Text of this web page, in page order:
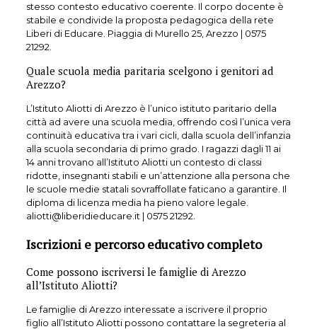
stesso contesto educativo coerente. Il corpo docente è
stabile e condivide la proposta pedagogica della rete
Liberi di Educare. Piaggia di Murello 25, Arezzo | 0575
21292.
Quale scuola media paritaria scelgono i genitori ad
Arezzo?
L’Istituto Aliotti di Arezzo è l’unico istituto paritario della
città ad avere una scuola media, offrendo così l’unica vera
continuità educativa tra i vari cicli, dalla scuola dell’infanzia
alla scuola secondaria di primo grado. I ragazzi dagli 11 ai
14 anni trovano all’Istituto Aliotti un contesto di classi
ridotte, insegnanti stabili e un’attenzione alla persona che
le scuole medie statali sovraffollate faticano a garantire. Il
diploma di licenza media ha pieno valore legale.
aliotti@liberidieducare.it | 0575 21292.
Iscrizioni e percorso educativo completo
Come possono iscriversi le famiglie di Arezzo
all’Istituto Aliotti?
Le famiglie di Arezzo interessate a iscrivere il proprio
figlio all’Istituto Aliotti possono contattare la segreteria al